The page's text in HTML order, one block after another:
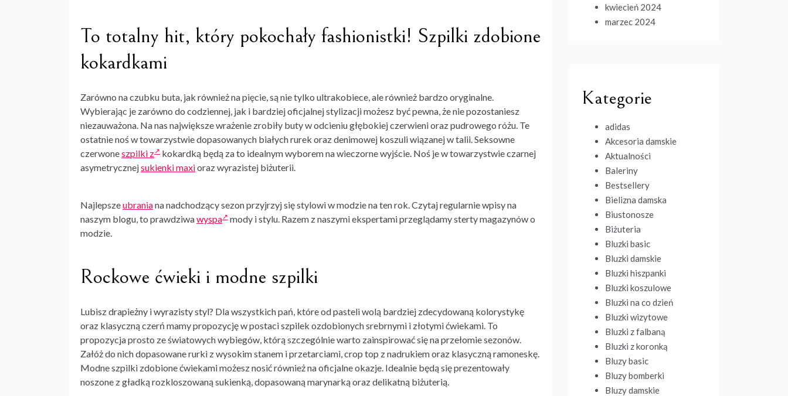
To totalny hit, który pokochały fashionistki! Szpilki zdobione
kokardkami
Zarówno na czubku buta, jak również na pięcie, są nie tylko ultrakobiece, ale również bardzo oryginalne.
Wybierając je zarówno do codziennej, jak i bardziej oficjalnej stylizacji możesz być pewna, że nie pozostaniesz
niezauważona. Na nas największe wrażenie zrobiły buty w odcieniu głębokiej czerwieni oraz pudrowego różu. Te
ostatnie noś w towarzystwie dopasowanych białych rurek oraz denimowej koszuli wiązanej w talii. Seksowne
czerwoneszpilki z
kokardką będą za to idealnym wyborem na wieczorne wyjście. Noś je w towarzystwie czarnej
asymetrycznejsukienki maxioraz wyrazistej biżuterii.
Najlepszeubraniana nadchodzący sezon przyjrzyj sięstylowiw modzie na ten rok. Czytaj regularnie wpisy na
naszym blogu, to prawdziwawyspa mody i stylu. Razem z naszymi ekspertami przeglądamy sterty magazynów o
modzie.
Rockowe ćwieki i modne szpilki
Lubisz drapieżny i wyrazisty styl? Dla wszystkich pań, które od pasteli wolą bardziej zdecydowaną kolorystykę
oraz klasyczną czerń mamy propozycję w postaci szpilek ozdobionych srebrnymi i złotymi ćwiekami. To
propozycja prosto ze światowych wybiegów, którą szczególnie warto zainspirować się na przełomie sezonów.
Załóż do nich dopasowane rurki z wysokim stanem i przetarciami, crop top z nadrukiem oraz klasyczną ramoneskę.
Modne szpilki zdobione ćwiekami możesz nosić również na oficjalne okazje. Idealnie będą się prezentowały
noszone z gładką rozkloszowaną sukienką, dopasowaną marynarką oraz delikatną biżuterią.
kwiecień 2024
marzec 2024
Kategorie
adidas
Akcesoria damskie
Aktualności
Baleriny
Bestsellery
Bielizna damska
Biustonosze
Biżuteria
Bluzki basic
Bluzki damskie
Bluzki hiszpanki
Bluzki koszulowe
Bluzki na co dzień
Bluzki wizytowe
Bluzki z falbaną
Bluzki z koronką
Bluzy basic
Bluzy bomberki
Bluzy damskie